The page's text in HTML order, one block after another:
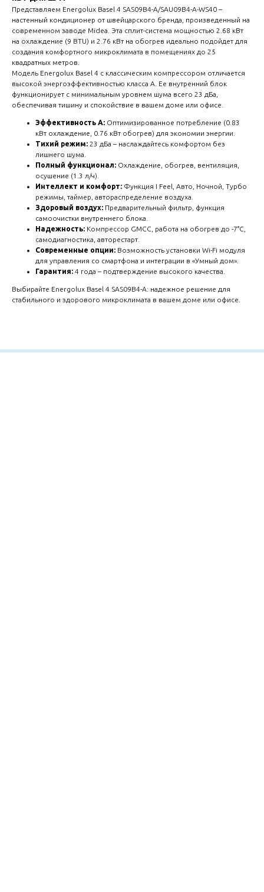
Представляем Energolux Basel 4 SAS09B4-A/SAU09B4-A-WS40 –
настенный кондиционер от швейцарского бренда, произведенный на
современном заводе Midea. Эта сплит-система мощностью 2.68 кВт
на охлаждение (9 BTU) и 2.76 кВт на обогрев идеально подойдет для
создания комфортного микроклимата в помещениях до 25
квадратных метров.
Модель Energolux Basel 4 с классическим компрессором отличается
высокой энергоэффективностью класса А. Ее внутренний блок
функционирует с минимальным уровнем шума всего 23 дБа,
обеспечивая тишину и спокойствие в вашем доме или офисе.
Эффективность A: Оптимизированное потребление (0.83
кВт охлаждение, 0.76 кВт обогрев) для экономии энергии.
Тихий режим: 23 дБа – наслаждайтесь комфортом без
лишнего шума.
Полный функционал: Охлаждение, обогрев, вентиляция,
осушение (1.3 л/ч).
Интеллект и комфорт: Функция I Feel, Авто, Ночной, Турбо
режимы, таймер, автораспределение воздуха.
Здоровый воздух: Предварительный фильтр, функция
самоочистки внутреннего блока.
Надежность: Компрессор GMCC, работа на обогрев до -7°C,
самодиагностика, авторестарт.
Современные опции: Возможность установки Wi-Fi модуля
для управления со смартфона и интеграции в «Умный дом».
Гарантия: 4 года – подтверждение высокого качества.
Выбирайте Energolux Basel 4 SAS09B4-A: надежное решение для
стабильного и здорового микроклимата в вашем доме или офисе.